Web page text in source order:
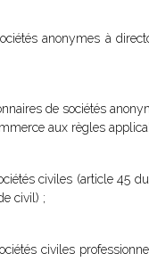
anonymes à
de sociétés
aux règles
civiles (article 45
civil) ;
civiles